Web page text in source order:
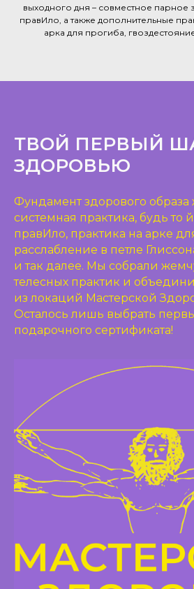
выходного дня – совместное парное
правИло, а также дополнительные
арка для прогиба,
ТВОЙ ПЕРВЫЙ
ЗДОРОВЬЮ
Фундамент здорового образа
системная практика, будь то
правИло, практика на арке
расслабление в петле
и так далее. Мы собрали
телесных практик и
из локаций Мастерской
Осталось лишь выбрать
подарочного сертификата!